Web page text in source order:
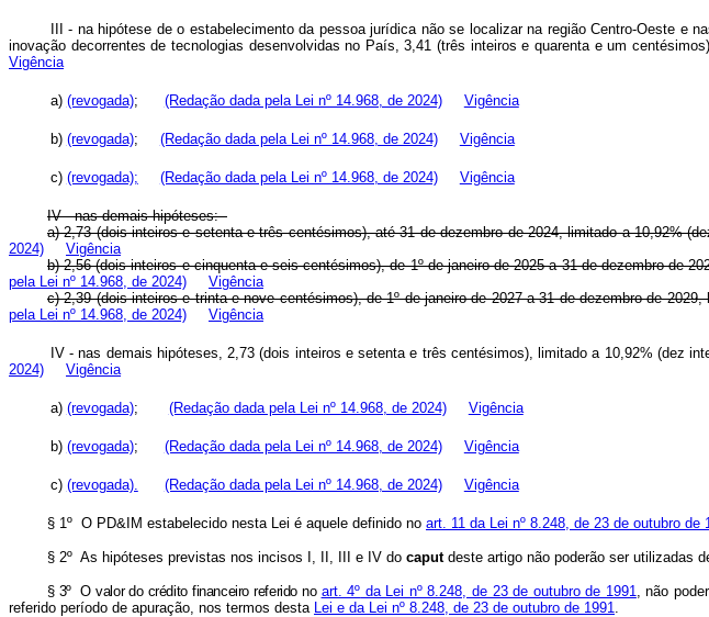
III - na hipótese de o estabelecimento da pessoa jurídica não se localizar na região Centro-Oeste
inovação decorrentes de tecnologias desenvolvidas no País, 3,41 (três inteiros e quarenta e um
Vigência
a) (revogada); (Redação dada pela Lei nº 14.968, de 2024) Vigência
b) (revogada); (Redação dada pela Lei nº 14.968, de 2024) Vigência
c) (revogada); (Redação dada pela Lei nº 14.968, de 2024) Vigência
IV - nas demais hipóteses:
a) 2,73 (dois inteiros e setenta e três centésimos), até 31 de dezembro de 2024, limitado a 10,92%
2024)
Vigência
b) 2,56 (dois inteiros e cinquenta e seis centésimos), de 1º de janeiro de 2025 a 31 de dezembro de
pela Lei nº 14.968, de 2024)
Vigência
c) 2,39 (dois inteiros e trinta e nove centésimos), de 1º de janeiro de 2027 a 31 de dezembro de
pela Lei nº 14.968, de 2024)
Vigência
IV - nas demais hipóteses, 2,73 (dois inteiros e setenta e três centésimos), limitado a 10,92%
2024)
Vigência
a) (revogada); (Redação dada pela Lei nº 14.968, de 2024) Vigência
b) (revogada); (Redação dada pela Lei nº 14.968, de 2024) Vigência
c) (revogada). (Redação dada pela Lei nº 14.968, de 2024) Vigência
§ 1º O PD&IM estabelecido nesta Lei é aquele definido no art. 11 da Lei nº 8.248, de 23 de outubro de
§ 2º As hipóteses previstas nos incisos I, II, III e IV do caputdeste artigo não poderão ser utilizadas
§ 3º O valor do crédito financeiro referido no art. 4º da Lei nº 8.248, de 23 de outubro de 1991, não
referido período de apuração, nos termos desta Lei e da Lei nº 8.248, de 23 de outubro de 1991.